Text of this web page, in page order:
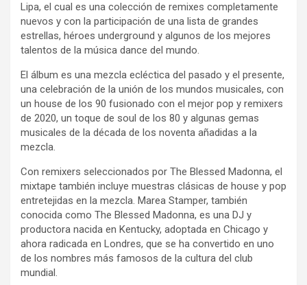
Lipa, el cual es una colección de remixes completamente
nuevos y con la participación de una lista de grandes
estrellas, héroes underground y algunos de los mejores
talentos de la música dance del mundo.
El álbum es una mezcla ecléctica del pasado y el presente,
una celebración de la unión de los mundos musicales, con
un house de los 90 fusionado con el mejor pop y remixers
de 2020, un toque de soul de los 80 y algunas gemas
musicales de la década de los noventa añadidas a la
mezcla.
Con remixers seleccionados por The Blessed Madonna, el
mixtape también incluye muestras clásicas de house y pop
entretejidas en la mezcla. Marea Stamper, también
conocida como The Blessed Madonna, es una DJ y
productora nacida en Kentucky, adoptada en Chicago y
ahora radicada en Londres, que se ha convertido en uno
de los nombres más famosos de la cultura del club
mundial.